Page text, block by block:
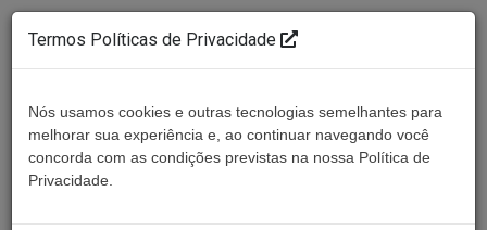
Termos Políticas de Privacidade
Nós usamos cookies e outras tecnologias semelhantes para
melhorar sua experiência e, ao continuar navegando você
concorda com as condições previstas na nossa Política de
Privacidade.